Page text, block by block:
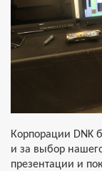
Корпорации DNK
и за выбор
презентации и